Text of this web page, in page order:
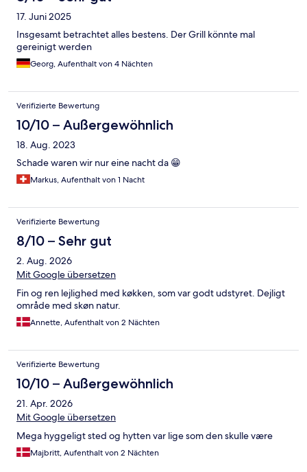
17. Juni 2025
Insgesamt betrachtet alles bestens. Der Grill könnte mal
gereinigt werden
Georg, Aufenthalt von 4 Nächten
Verifizierte Bewertung
10/10 – Außergewöhnlich
18. Aug. 2023
Schade waren wir nur eine nacht da 😁
Markus, Aufenthalt von 1 Nacht
Verifizierte Bewertung
8/10 – Sehr gut
2. Aug. 2026
Mit Google übersetzen
Fin og ren lejlighed med køkken, som var godt udstyret. Dejligt
område med skøn natur.
Annette, Aufenthalt von 2 Nächten
Verifizierte Bewertung
10/10 – Außergewöhnlich
21. Apr. 2026
Mit Google übersetzen
Mega hyggeligt sted og hytten var lige som den skulle være
Majbritt, Aufenthalt von 2 Nächten